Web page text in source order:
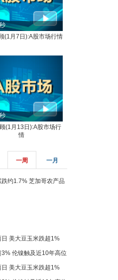
(1月7日):A股市场行情
(1月13日):A股市场行
情
一周 一月
跌约1.7% 芝加哥农产品
日 美大豆玉米跌超1%
3% 伦镍触及近10年高位
日 美大豆玉米跌超1%